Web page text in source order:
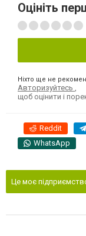
Оцініть
Ніхто ще не
Авторизуйтесь
щоб оцінити і
Reddit
WhatsApp
Це моє